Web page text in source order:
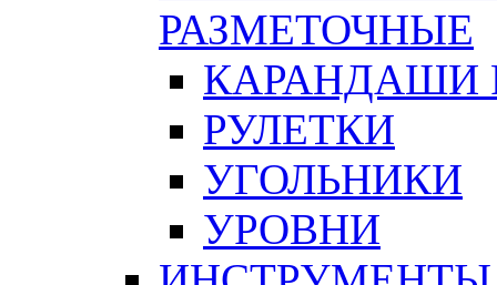
РАЗМЕТОЧНЫЕ
КАРАНДАШИ
РУЛЕТКИ
УГОЛЬНИКИ
УРОВНИ